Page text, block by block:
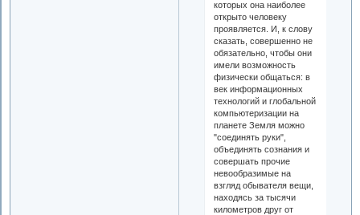
которых она наиболее
открыто человеку
проявляется. И, к слову
сказать, совершенно не
обязательно, чтобы они
имели возможность
физически общаться: в
век информационных
технологий и глобальной
компьютеризации на
планете Земля можно
"соединять руки",
объединять сознания и
совершать прочие
невообразимые на
взгляд обывателя вещи,
находясь за тысячи
километров друг от